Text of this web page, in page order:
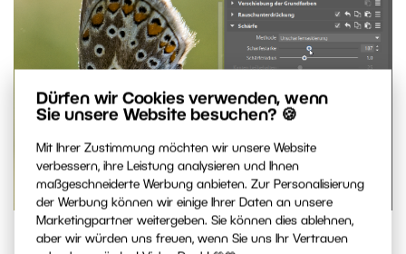
Dürfen wir Cookies verwenden, wenn
Sie unsere Website besuchen? 🍪
Mit Ihrer Zustimmung möchten wir unsere Website
verbessern, ihre Leistung analysieren und Ihnen
maßgeschneiderte Werbung anbieten. Zur Personalisierung
der Werbung können wir einige Ihrer Daten an unsere
Marketingpartner weitergeben. Sie können dies ablehnen,
aber wir würden uns freuen, wenn Sie uns Ihr Vertrauen
Nachschärfen in Entwickeln.